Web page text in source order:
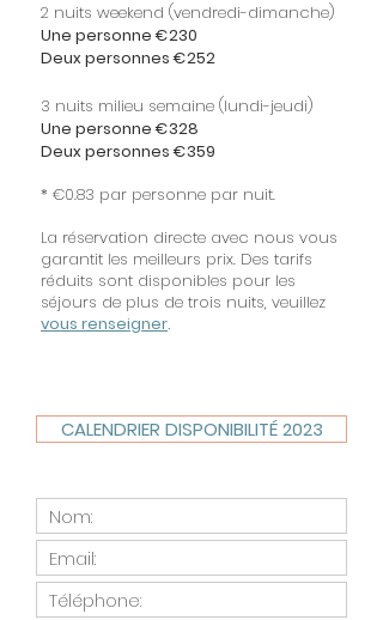
2 nuits weekend (vendredi-dimanche)
Une personne €230
Deux personnes €252
3 nuits milieu semaine (lundi-jeudi)
Une personne €328
Deux personnes €359
* €0.83 par personne par nuit.
La réservation directe avec nous vous
garantit les meilleurs prix. Des tarifs
réduits sont disponibles pour les
séjours de plus de trois nuits, veuillez
vous renseigner.
CALENDRIER DISPONIBILITÉ 2023